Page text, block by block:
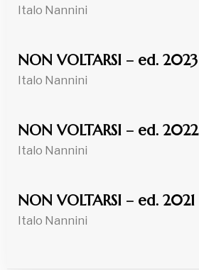
Italo Nannini
NON VOLTARSI – ed. 2023
Italo Nannini
NON VOLTARSI – ed. 2022
Italo Nannini
NON VOLTARSI – ed. 2021
Italo Nannini